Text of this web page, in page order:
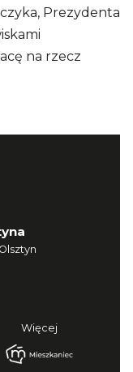
Prezydenta
na rzecz
Więcej